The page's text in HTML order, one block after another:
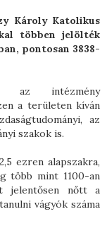
Károly Katolikus
többen jelölték
pontosan 3838-
az intézmény
a területen kíván
az
szakok is.
ezren alapszakra,
több mint 1100-an
jelentősen nőtt a
vágyók száma